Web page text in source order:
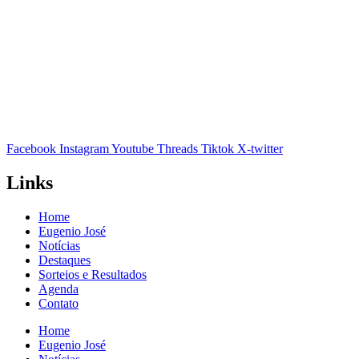
Facebook InstagramYoutube Threads Tiktok X-twitter
Links
Home
Eugenio José
Notícias
Destaques
Sorteios e Resultados
Agenda
Contato
Home
Eugenio José